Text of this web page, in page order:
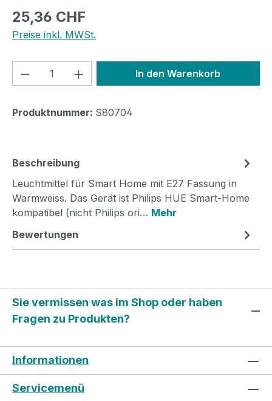
Regulärer Preis:
25,36 CHF
Preise inkl. MWSt.
Produkt Anzahl: Gib denIn den Warenkorb
Produktnummer: S80704
Beschreibung
Leuchtmittel für Smart Home mit E27 Fassung in
Warmweiss. Das Gerät ist Philips HUE Smart-Home
kompatibel (nicht Philips ori… Mehr
Bewertungen
Sie vermissen was im Shop oder haben
Fragen zu Produkten?
Informationen
Servicemenü